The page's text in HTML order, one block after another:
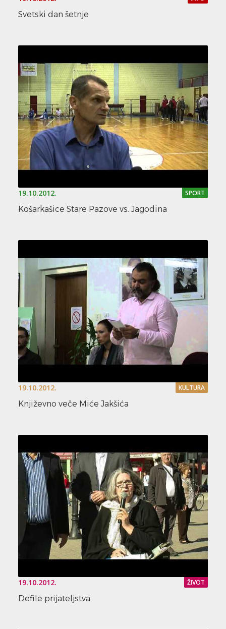
Svetski dan šetnje
19.10.2012. SPORT
Košarkašice Stare Pazove vs. Jagodina
19.10.2012. KULTURA
Književno veče Miće Jakšića
19.10.2012. ŽIVOT
Defile prijateljstva